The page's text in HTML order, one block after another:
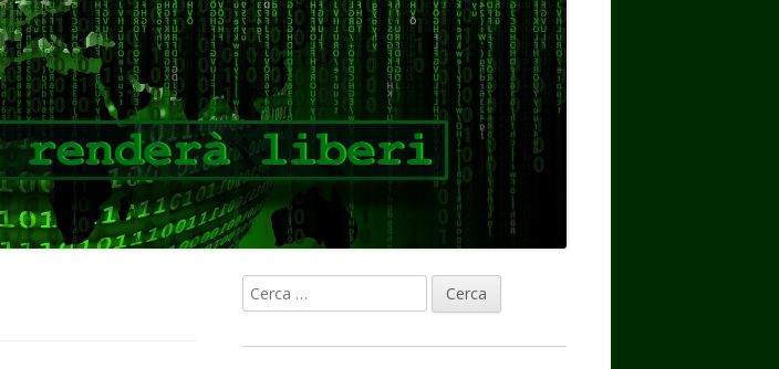
Barra
laterale
Ricerca
per: